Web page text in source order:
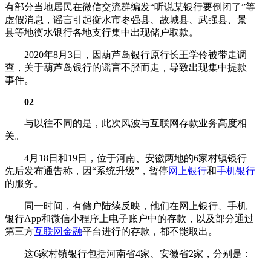
有部分当地居民在微信交流群编发“听说某银行要倒闭了”等
虚假消息，谣言引起衡水市枣强县、故城县、武强县、景
县等地衡水银行各地支行集中出现储户取款。
2020年8月3日，因葫芦岛银行原行长王学伶被带走调
查，关于葫芦岛银行的谣言不胫而走，导致出现集中提款
事件。
02
与以往不同的是，此次风波与互联网存款业务高度相
关。
4月18日和19日，位于河南、安徽两地的6家村镇银行
先后发布通告称，因“系统升级”，暂停网上银行和手机银行
的服务。
同一时间，有储户陆续反映，他们在网上银行、手机
银行App和微信小程序上电子账户中的存款，以及部分通过
第三方互联网金融平台进行的存款，都不能取出。
这6家村镇银行包括河南省4家、安徽省2家，分别是：